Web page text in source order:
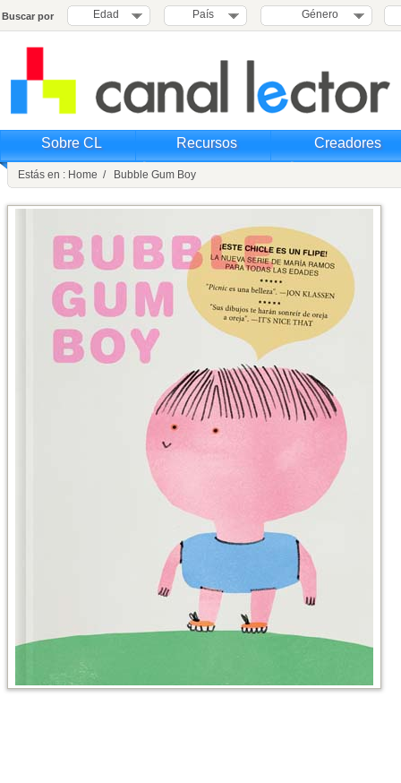
Buscar por Edad País Género
Sobre CL Recursos Creadores
Estás en : Home / Bubble Gum Boy